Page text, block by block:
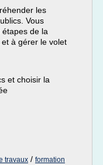
les
Vous
de la
à gérer le volet
et choisir la
travaux / formation